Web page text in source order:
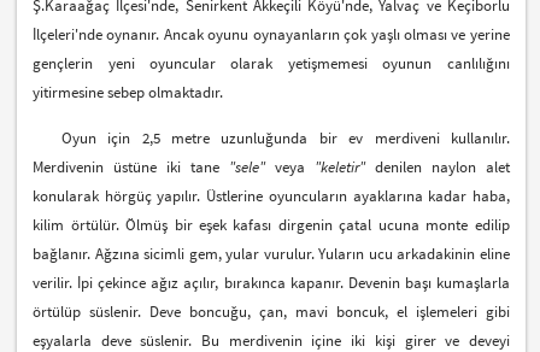
Ş.Karaağaç İlçesi'nde, Senirkent Akkeçili Köyü'nde, Yalvaç ve Keçiborlu
İlçeleri'nde oynanır. Ancak oyunu oynayanların çok yaşlı olması ve yerine
gençlerin yeni oyuncular olarak yetişmemesi oyunun canlılığını
yitirmesine sebep olmaktadır.
Oyun için 2,5 metre uzunluğunda bir ev merdiveni kullanılır.
Merdivenin üstüne iki tane "sele"veya "keletir"denilen naylon alet
konularak hörgüç yapılır. Üstlerine oyuncuların ayaklarına kadar haba,
kilim örtülür. Ölmüş bir eşek kafası dirgenin çatal ucuna monte edilip
bağlanır. Ağzına sicimli gem, yular vurulur. Yuların ucu arkadakinin eline
verilir. İpi çekince ağız açılır, bırakınca kapanır. Devenin başı kumaşlarla
örtülüp süslenir. Deve boncuğu, çan, mavi boncuk, el işlemeleri gibi
eşyalarla deve süslenir. Bu merdivenin içine iki kişi girer ve deveyi